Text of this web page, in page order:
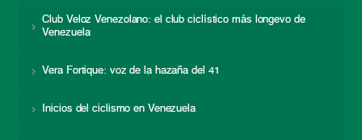
Club Veloz Venezolano: el club ciclístico más longevo de
Venezuela
Vera Fortique: voz de la hazaña del 41
Inicios del ciclismo en Venezuela